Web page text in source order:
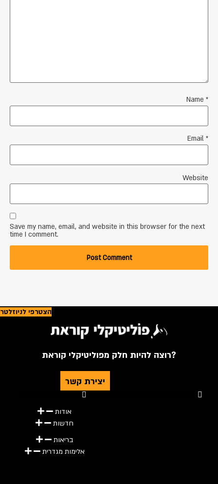
Name *
Email *
Website
Save my name, email, and website in this browser for the next
time I comment.
הצטרפי לניוזלטר
רוצה להיות חלק מפוליטיקלי קוראת?
יצירת קשר
אודות
חדשות
בריאות
אלימות מגדרית